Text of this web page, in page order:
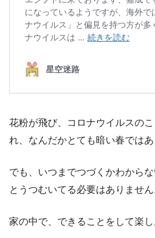
花粉が飛び、コロナウイルスの
れ、なんだかとても暗い春ではあ
でも、いつまでつづくかわから
とうつむいてる必要はありません
家の中で、できることをして楽し